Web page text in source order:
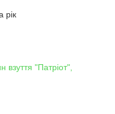
рік
взуття "Патріот",